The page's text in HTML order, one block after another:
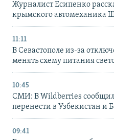
Журналист Есипенко
крымского автомеханика
11:11
В Севастополе из-за
менять схему питания
10:45
СМИ: В Wildberries
перенести в Узбекистан и
09:41